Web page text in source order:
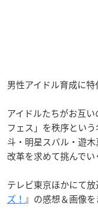
男性アイドル育成に特
アイドルたちがお互
フェス」を秩序とい
斗・明星スバル・遊
改革を求めて挑んでい
テレビ東京ほかにて
ズ！ 』の感想＆画像を